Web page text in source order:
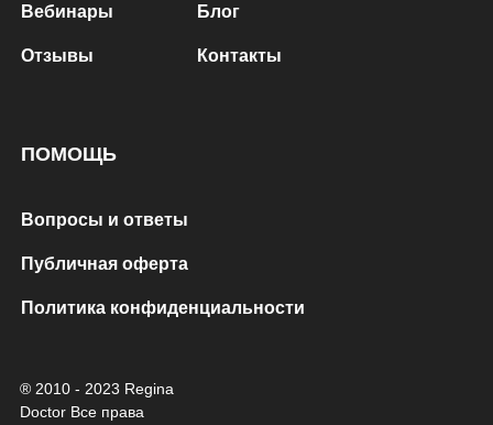
® 2010 - 2023 Regina
Doctor Все права
ПОМОЩЬ
Вебинары
Отзывы
Блог
Контакты
Вопросы и ответы
Публичная оферта
Политика конфиденциальности